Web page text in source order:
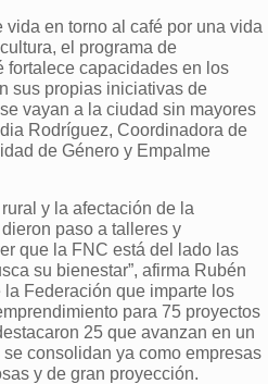
vida en torno al café por una vida
el programa de
fortalece capacidades en los
sus propias iniciativas de
vayan a la ciudad sin mayores
Rodríguez, Coordinadora de
de Género y Empalme
y la afectación de la
paso a talleres y
que la FNC está del lado las
su bienestar”, afirma Rubén
Federación que imparte los
para 75 proyectos
25 que avanzan en un
consolidan ya como empresas
y de gran proyección.